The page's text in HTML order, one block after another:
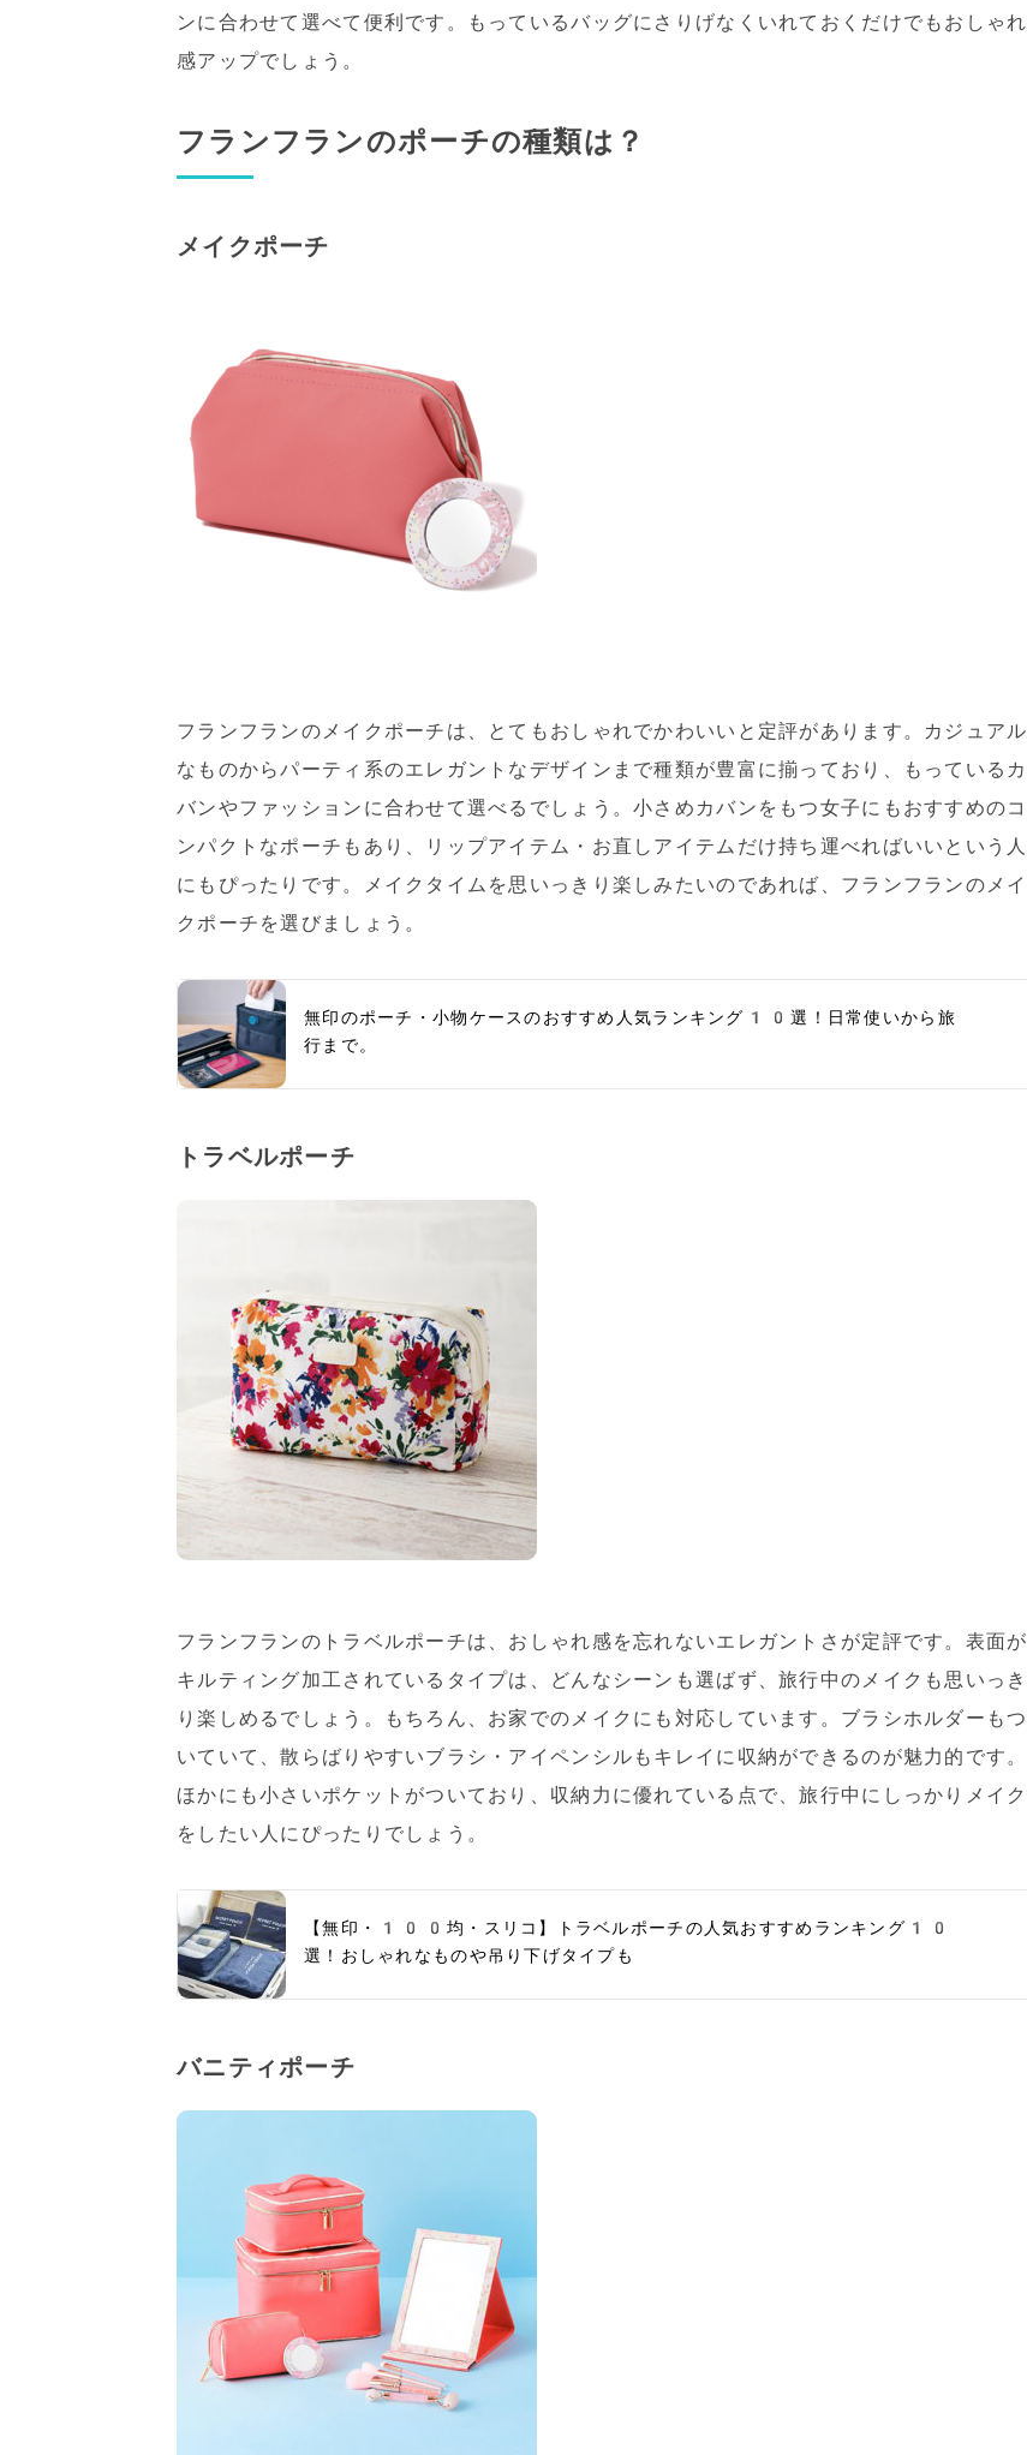
ンに合わせて選べて便利です。もっているバッグにさりげなくいれておくだけでもおしゃれ
感アップでしょう。
フランフランのポーチの種類は？
メイクポーチ
フランフランのメイクポーチは、とてもおしゃれでかわいいと定評があります。カジュアル
なものからパーティ系のエレガントなデザインまで種類が豊富に揃っており、もっているカ
バンやファッションに合わせて選べるでしょう。小さめカバンをもつ女子にもおすすめのコ
ンパクトなポーチもあり、リップアイテム・お直しアイテムだけ持ち運べればいいという人
にもぴったりです。メイクタイムを思いっきり楽しみたいのであれば、フランフランのメイ
クポーチを選びましょう。
無印のポーチ・小物ケースのおすすめ人気ランキング10選！日常使いから旅
行まで。
トラベルポーチ
フランフランのトラベルポーチは、おしゃれ感を忘れないエレガントさが定評です。表面が
キルティング加工されているタイプは、どんなシーンも選ばず、旅行中のメイクも思いっき
り楽しめるでしょう。もちろん、お家でのメイクにも対応しています。ブラシホルダーもつ
いていて、散らばりやすいブラシ・アイペンシルもキレイに収納ができるのが魅力的です。
ほかにも小さいポケットがついており、収納力に優れている点で、旅行中にしっかりメイク
をしたい人にぴったりでしょう。
【無印・100均・スリコ】トラベルポーチの人気おすすめランキング10
選！おしゃれなものや吊り下げタイプも
バニティポーチ